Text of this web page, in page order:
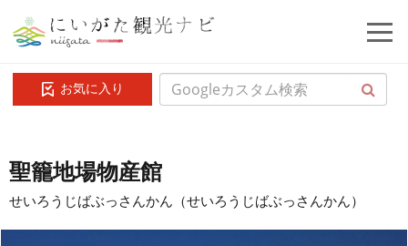
お気に入り
聖籠地場物産館
せいろうじばぶっさんかん（せいろうじばぶっさんかん）